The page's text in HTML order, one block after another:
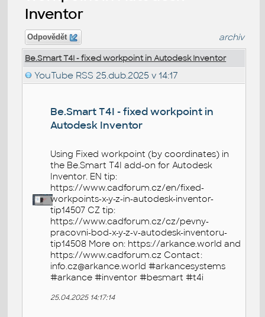
Inventor
Odpovědět archiv
Be.Smart T4I - fixed workpoint in Autodesk Inventor
YouTube RSS 25.dub.2025 v 14:17
Be.Smart T4I - fixed workpoint in
Autodesk Inventor
Using Fixed workpoint (by coordinates) in
the Be.Smart T4I add-on for Autodesk
Inventor. EN tip:
https://www.cadforum.cz/en/fixed-
workpoints-x-y-z-in-autodesk-inventor-
tip14507 CZ tip:
https://www.cadforum.cz/cz/pevny-
pracovni-bod-x-y-z-v-autodesk-inventoru-
tip14508 More on: https://arkance.world and
https://www.cadforum.cz Contact:
info.cz@arkance.world #arkancesystems
#arkance #inventor #besmart #t4i
25.04.2025 14:17:14